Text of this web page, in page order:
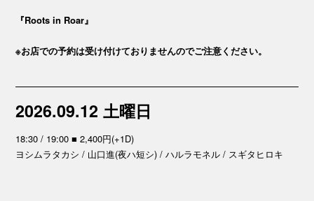
『Roots in Roar』
※お店での予約は受け付けておりませんのでご注意ください。
2026.09.12 土曜日
18:30 / 19:00 ■ 2,400円(+1D)
ヨシムラタカシ / 山口進(夜ハ短シ) / ハルラモネル / スギタヒロキ